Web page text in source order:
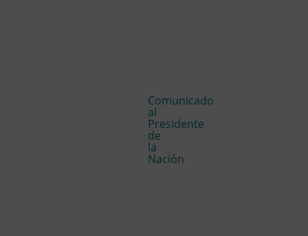
Comunicado
al
Presidente
de
la
Nación